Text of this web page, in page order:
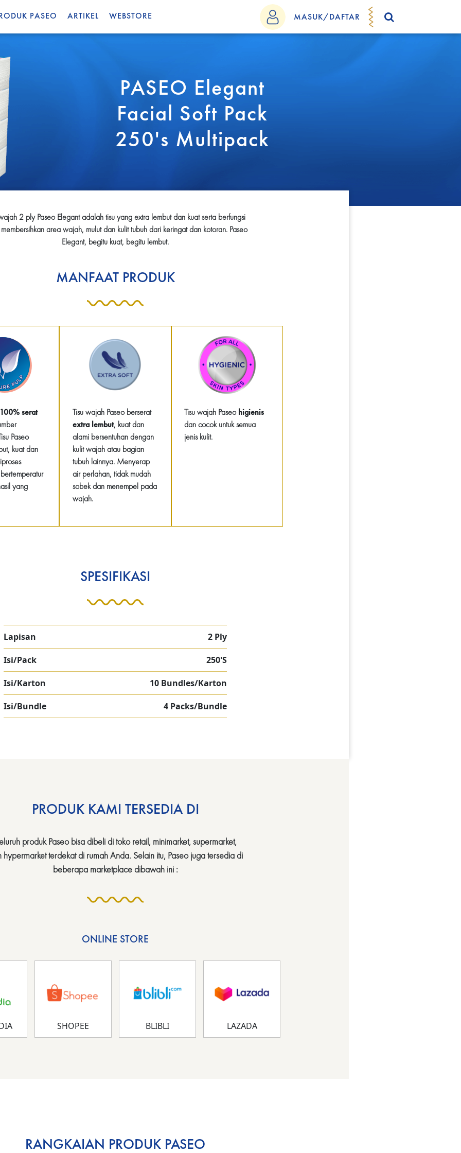
PASEO ARTIKEL WEBSTORE MASUK/DAFTAR
PASEO Elegant
Facial Soft Pack
250's Multipack
2 ply Paseo Elegant adalah tisu yang extra lembut dan kuat serta berfungsi
membersihkan area wajah, mulut dan kulit tubuh dari keringat dan kotoran. Paseo
Elegant, begitu kuat, begitu lembut.
MANFAAT PRODUK
100% serat
Paseo
kuat dan
yang
Tisu wajah Paseo berserat
extra lembut, kuat dan
alami bersentuhan dengan
kulit wajah atau bagian
tubuh lainnya. Menyerap
air perlahan, tidak mudah
sobek dan menempel pada
wajah.
Tisu wajah Paseohigienis
dan cocok untuk semua
jenis kulit.
SPESIFIKASI
Lapisan 2 Ply
Isi/Pack 250'S
Isi/Karton 10 Bundles/Karton
Isi/Bundle 4 Packs/Bundle
PRODUK KAMI TERSEDIA DI
produk Paseo bisa dibeli di toko retail, minimarket, supermarket,
hypermarket terdekat di rumah Anda. Selain itu, Paseo juga tersedia di
beberapa marketplace dibawah ini :
ONLINE STORE
SHOPEE BLIBLI LAZADA
RANGKAIAN PRODUK PASEO